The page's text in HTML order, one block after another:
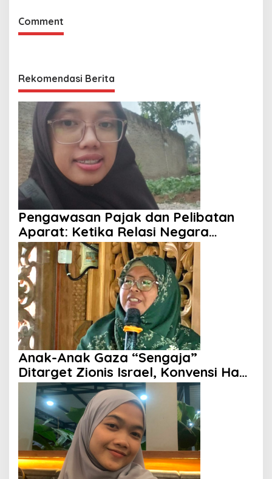
Comment
Rekomendasi Berita
Pengawasan Pajak dan Pelibatan
Aparat: Ketika Relasi Negara
dengan Rakyat Dipertanyakan
Anak-Anak Gaza “Sengaja”
Ditarget Zionis Israel, Konvensi Hak
Anak Tak Berdaya